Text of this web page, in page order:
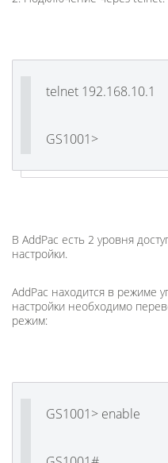
telnet 192.168.10.1
GS1001>
В AddPac есть 2 уровня
настройки.
AddPac находится в режиме
настройки необходимо
режим:
GS1001> enable